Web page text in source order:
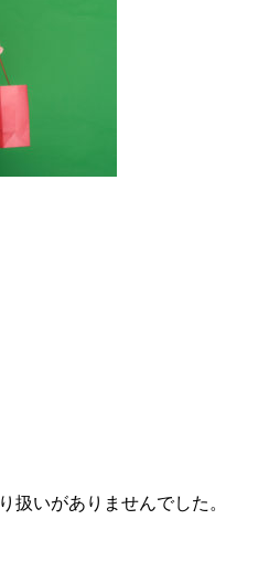
扱いがありませんでした。